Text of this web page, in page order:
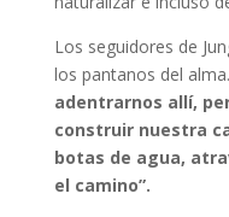
Los seguidores de
los pantanos del
adentrarnos allí,
construir nuestra
botas de agua,
el camino”.